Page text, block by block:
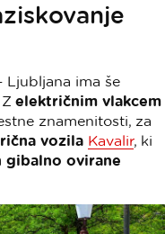
Ljubljana ima še
električnim vlakcem
znamenitosti, za
vozila Kavalir, ki
gibalno ovirane